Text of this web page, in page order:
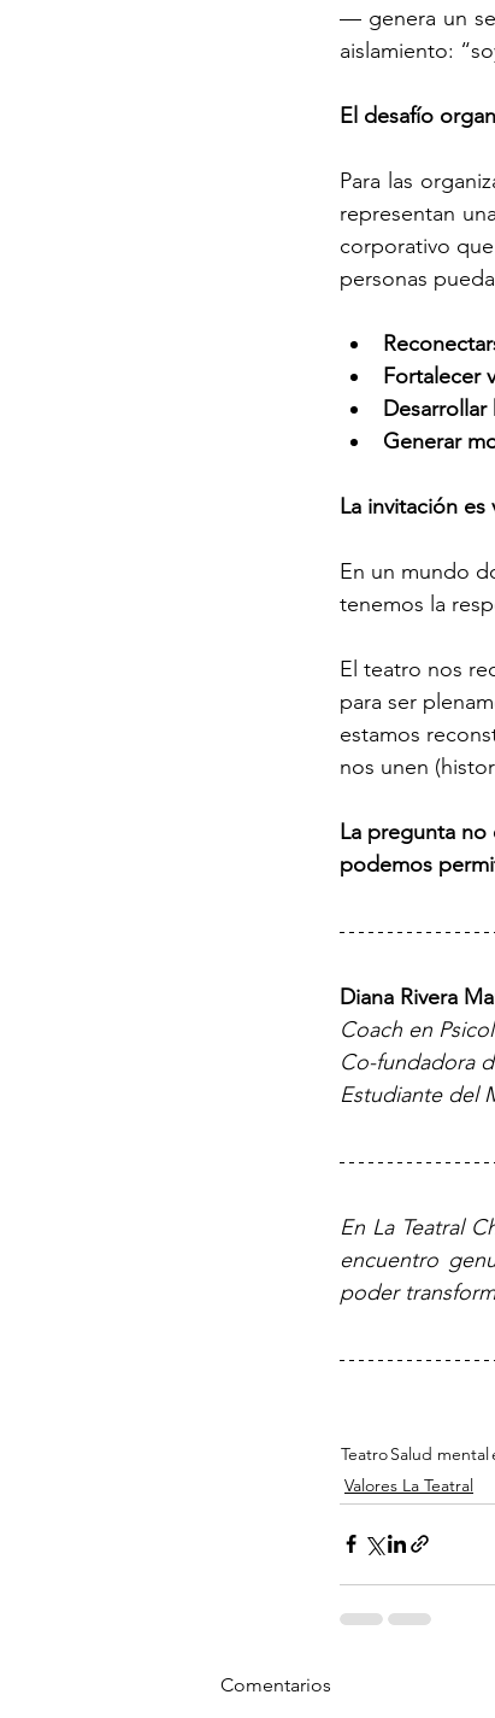
— genera un
aislamiento:
El desafío
Para las
representan
corporativo
personas
Fortalecer
Desarrollar
Generar
La invitación
En un mundo
tenemos la
El teatro nos
para ser
estamos
nos unen
La pregunta no
podemos
Diana Rivera
Coach en
Co-fundadora
Estudiante del
En La Teatral
encuentro
poder
TeatroSalud mental
Valores La Teatral
Comentarios